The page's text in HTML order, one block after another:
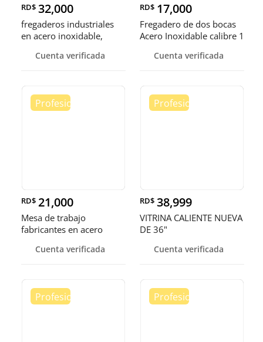
RD$ 32,000
fregaderos industriales
en acero inoxidable,
Cuenta verificada
RD$ 17,000
Fregadero de dos bocas
Acero Inoxidable calibre 1
Cuenta verificada
RD$ 21,000
Mesa de trabajo
fabricantes en acero
Cuenta verificada
RD$ 38,999
VITRINA CALIENTE NUEVA
DE 36"
Cuenta verificada